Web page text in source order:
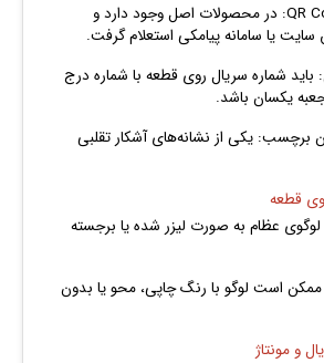
* کد 16 رقمی یا QR Code: در محصولات اصل وجود دارد و
یا سامانه پیامکی استعلام گرفت.
باید شماره سریال روی قطعه با شماره درج‌
یکسان باشد.
برچسب: یکی از نشانه‌های آشکار تقلبی
عظام به‌ صورت لیزر شده یا برجسته
ممکن است لوگو با رنگ چاپی، محو یا بدون